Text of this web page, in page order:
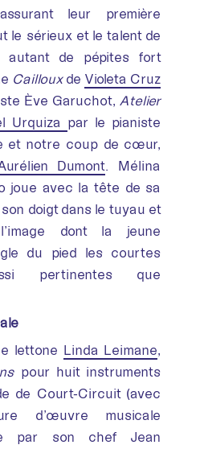
leur première
le sérieux et le talent de
autant de pépites fort
Caillouxde Violeta Cruz
Ève Garuchot, Atelier
Urquiza par le pianiste
et notre coup de cœur,
Dumont. Mélina
joue avec la tête de sa
doigt dans le tuyau et
dont la jeune
du pied les courtes
pertinentes que
lettone Linda Leimane,
pour huit instruments
de Court-Circuit (avec
d’œuvre musicale
par son chef Jean